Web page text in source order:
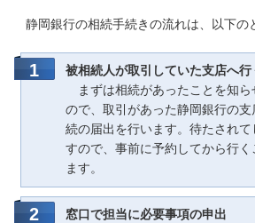
静岡銀行の相続手続きの流れは、以下の
被相続人が取引していた支店へ行
まずは相続があったことを知ら
ので、取引があった静岡銀行の
続の届出を行います。待たされて
すので、事前に予約してから行
ます。
窓口で担当に必要事項の申出